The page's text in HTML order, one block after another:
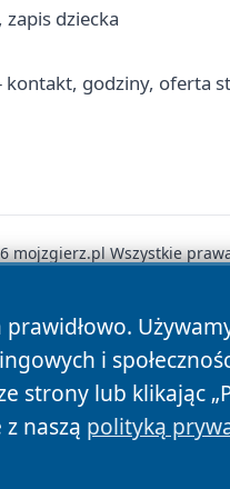
dziecka
godziny, oferta
prawidłowo.
i
strony lub klikając
naszą polityką
mojzgierz.pl Wszystkie
Polityka Prywatności